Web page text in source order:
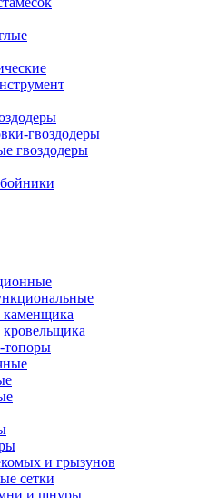
гвоздодеры
гвоздодеры
топоры
и грызунов
сетки
и шнуры